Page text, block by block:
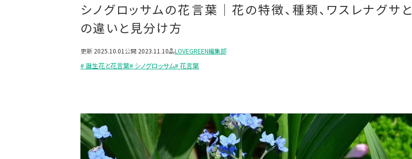
シノグロッサムの花言葉｜花の特徴、種類、ワスレナグサと
の違いと見分け方
更新 2025.10.01 公開 2023.11.10 LOVEGREEN編集部
# 誕生花と花言葉# シノグロッサム# 花言葉